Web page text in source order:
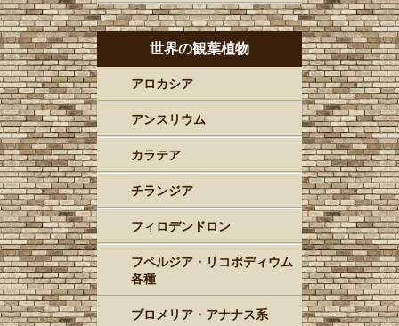
世界の観葉植物
アロカシア
アンスリウム
カラテア
チランジア
フィロデンドロン
フペルジア・リコポディウム
各種
ブロメリア・アナナス系